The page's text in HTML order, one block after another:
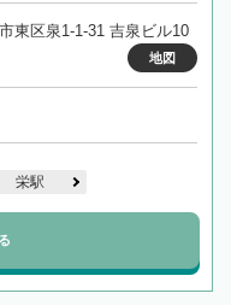
東区泉1-1-31 吉泉ビル10
地図
栄駅